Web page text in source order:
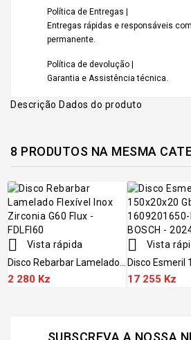
Política de Entregas |
Entregas rápidas e responsáveis
permanente.
Política de devolução |
Garantia e Assistência técnica.
Descrição Dados do produto
8 PRODUTOS NA MESMA

Vista rápida
Disco Rebarbar Lamelado...
2 280 Kz

Vista
Disco Esmeril
17 255 Kz
SUBSCREVA A NOSSA